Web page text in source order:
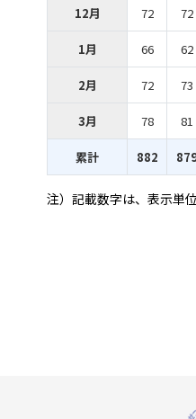
12月 72 72
1月 66 62
2月 72 73
3月 78 81
累計 882
注）記載数字は、表示単